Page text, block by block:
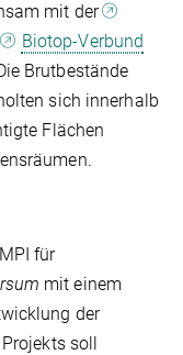
mit der
Biotop-Verbund
Brutbestände
sich innerhalb
Flächen
für
mit einem
der
soll